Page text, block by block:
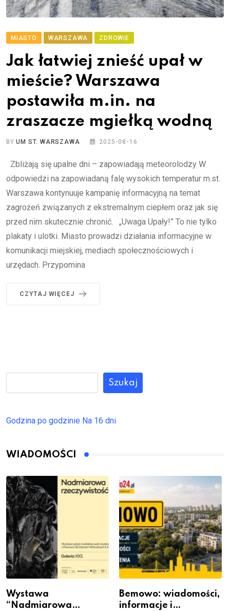
MIASTO WARSZAWA ZDROWIE
Jak łatwiej znieść upał w
mieście? Warszawa
postawiła m.in. na
zraszacze mgiełką wodną
BYUM ST. WARSZAWA 2025-08-16
Zbliżają się upalne dni – zapowiadają meteorolodzy W
odpowiedzi na zapowiadaną falę wysokich temperatur m.st.
Warszawa kontynuuje kampanię informacyjną na temat
zagrożeń związanych z ekstremalnym ciepłem oraz jak się
przed nim skutecznie chronić. „Uwaga Upały!” To nie tylko
plakaty i ulotki. Miasto prowadzi działania informacyjne w
komunikacji miejskiej, mediach społecznościowych i
urzędach. Przypomina
CZYTAJ WIĘCEJ
Szukaj
Godzina po godzinie Na 16 dni
WIADOMOŚCI
Wystawa
“Nadmiarowa
Bemowo: wiadomości,
informacje i